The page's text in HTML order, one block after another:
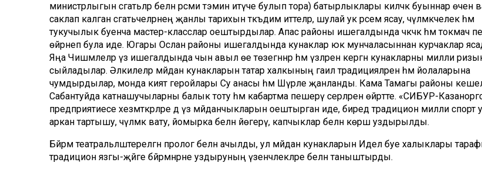
министрлыгын сәгатьләр белән рәсми тәэмин итүче булып тора) батырлыклары киләчәк буыннар өчен
саклап калган сәгатьчеләрнең җанлы тарихын тәкъдим иттеләр, шулай ук рәсем ясау, чүлмәкчелек һәм
тукучылык буенча мастер-класслар оештырдылар. Апас районы ишегалдында чәкчәк һәм токмач
өйрәнеп була иде. Югары Ослан районы ишегалдында кунаклар юкә мунчаласыннан курчаклар
Яңа Чишмәлеләр үз ишегалдында чын авыл өе төзегәннәр һәм үзләренә кергән кунакларны милли
сыйладылар. Әлкилеләр мәйдан кунакларын татар халкының гаилә традицияләренә һәм йолаларына
чумдырдылар, монда әкият геройлары Су анасы һәм Шүрәле җанланды. Кама Тамагы районы
Сабантуйда катнашучыларны балык тоту һәм кабартма пешерү серләренә өйрәтте. «СИБУР-
предприятиесе хезмәткәрләре дә үз мәйданчыкларын оештырган иде, биредә традицион милли спорт
аркан тартышу, чүлмәк вату, йомырка белән йөгерү, капчыклар белән көрәш уздырылды.
Бәйрәм театральләштерелгән пролог белән ачылды, ул мәйдан кунакларын Идел буе халыклары
традицион язгы-җәйге бәйрәмнәрне уздыруның үзенчәлекләре белән таныштырды.